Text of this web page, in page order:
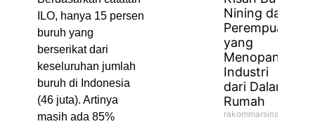
ILO, hanya 15 persen
buruh yang
berserikat dari
keseluruhan jumlah
buruh di Indonesia
(46 juta). Artinya
masih ada 85%
Nining dan
Perempuan
yang
Menopang
Industri
dari Dalam
Rumah
rakommarsinahfm